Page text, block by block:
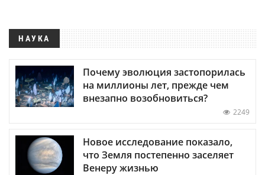
НАУКА
Почему эволюция застопорилась
на миллионы лет, прежде чем
внезапно возобновиться?
2249
Новое исследование показало,
что Земля постепенно заселяет
Венеру жизнью